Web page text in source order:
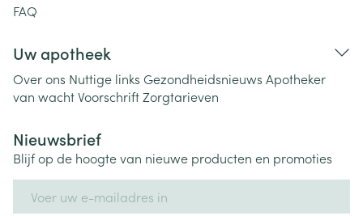
FAQ
Uw apotheek
Over ons Nuttige links Gezondheidsnieuws Apotheker
van wachtVoorschriftZorgtarieven
Nieuwsbrief
Blijf op de hoogte van nieuwe producten en promoties